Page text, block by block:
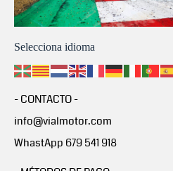
Selecciona idioma
- CONTACTO -
info@vialmotor.com
WhastApp 679 541 918